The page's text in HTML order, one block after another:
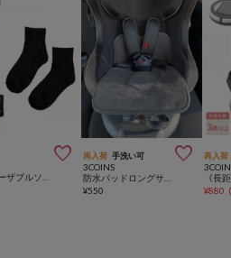
 再入荷 手洗い可 
3COINS
防水パッドロングサイズ
¥550
再入荷
¥880